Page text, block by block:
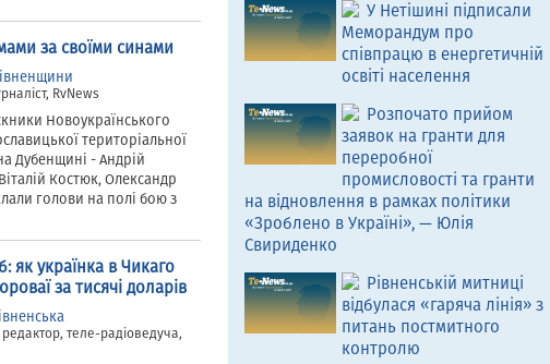
за своїми синами
RvNews
Новоукраїнського
територіальної
Дубенщині - Андрій
Костюк, Олександр
голови на полі бою з
як українка в Чикаго
за тисячі доларів
редактор, теле-радіоведуча,
У Нетішині підписали
Меморандум про
співпрацю в енергетичній
освіті населення
Розпочато прийом
заявок на гранти для
переробної
промисловості та гранти
на відновлення в рамках політики
«Зроблено в Україні», — Юлія
Свириденко
Рівненській митниці
відбулася «гаряча лінія» з
питань постмитного
контролю